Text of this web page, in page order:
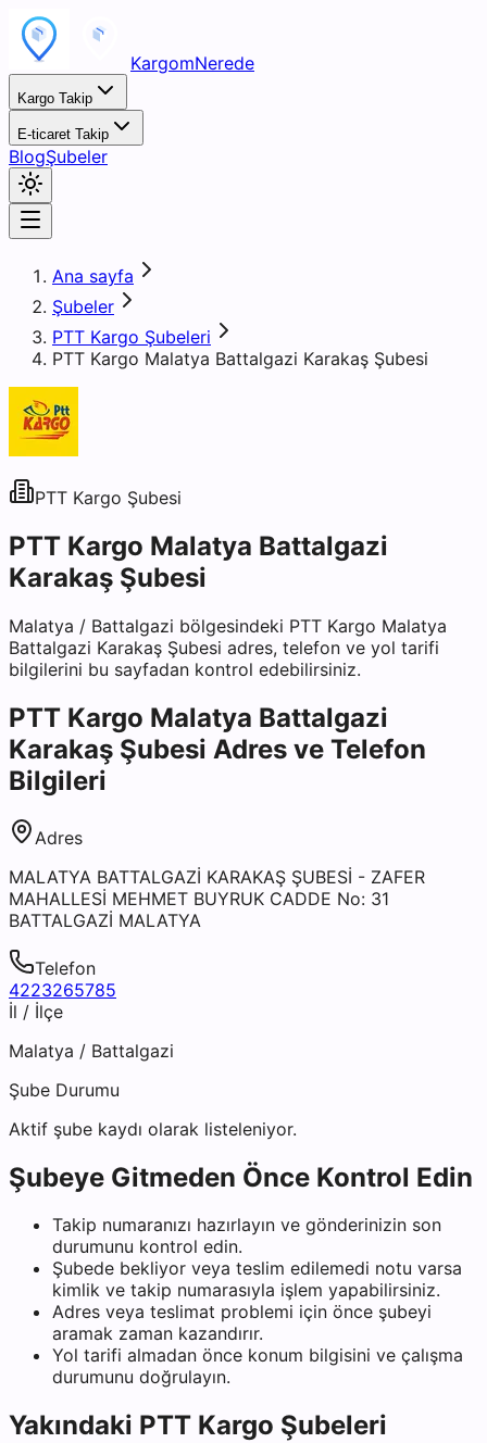
KargomNerede
Kargo Takip
E-ticaret Takip
BlogŞubeler
Ana sayfa
Şubeler
PTT Kargo Şubeleri
PTT Kargo Malatya Battalgazi Karakaş Şubesi
PTT Kargo Şubesi
PTT Kargo Malatya Battalgazi
Karakaş Şubesi
Malatya / Battalgazi bölgesindeki PTT Kargo Malatya
Battalgazi Karakaş Şubesi adres, telefon ve yol tarifi
bilgilerini bu sayfadan kontrol edebilirsiniz.
PTT Kargo Malatya Battalgazi
Karakaş Şubesi Adres ve Telefon
Bilgileri
Adres
MALATYA BATTALGAZİ KARAKAŞ ŞUBESİ - ZAFER
MAHALLESİ MEHMET BUYRUK CADDE No: 31
BATTALGAZİ MALATYA
Telefon
4223265785
İl / İlçe
Malatya / Battalgazi
Şube Durumu
Aktif şube kaydı olarak listeleniyor.
Şubeye Gitmeden Önce Kontrol Edin
Takip numaranızı hazırlayın ve gönderinizin son
durumunu kontrol edin.
Şubede bekliyor veya teslim edilemedi notu varsa
kimlik ve takip numarasıyla işlem yapabilirsiniz.
Adres veya teslimat problemi için önce şubeyi
aramak zaman kazandırır.
Yol tarifi almadan önce konum bilgisini ve çalışma
durumunu doğrulayın.
Yakındaki PTT Kargo Şubeleri